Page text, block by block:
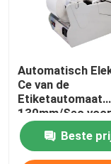
De Machine
5l
10L
Automatisch
Ce van de
Etiketautomaat
130mm/Sec voor
Transparante
Beste